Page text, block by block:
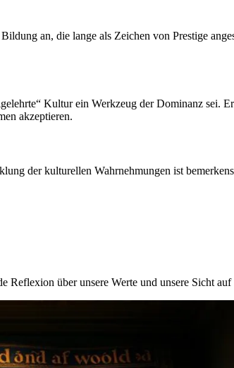
an, die lange als Zeichen von Prestige
Kultur ein Werkzeug der Dominanz sei.
akzeptieren.
der kulturellen Wahrnehmungen ist
Reflexion über unsere Werte und unsere Sicht auf